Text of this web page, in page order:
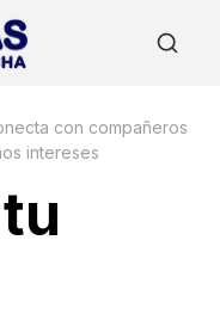
con compañeros
intereses